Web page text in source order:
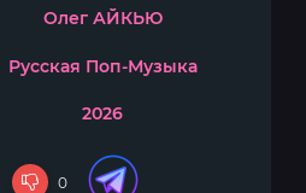
Олег АЙКЬЮ
Русская Поп-Музыка
2026
0